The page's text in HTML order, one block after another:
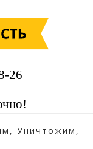
26
Уничтожим,